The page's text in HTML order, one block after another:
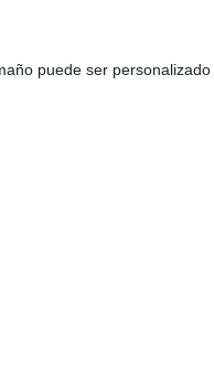
puede ser personalizado